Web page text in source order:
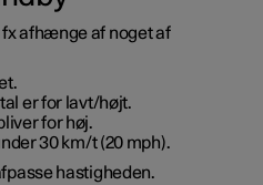
fx afhænge af noget af
er for lavt/højt.
for høj.
30 km/t(20 mph).
hastigheden.